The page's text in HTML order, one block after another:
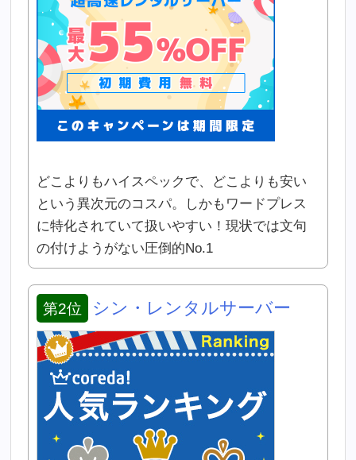
どこよりもハイスペックで、どこよりも安い
という異次元のコスパ。しかもワードプレス
に特化されていて扱いやすい！現状では文句
の付けようがない圧倒的No.1
第2位 シン・レンタルサーバー